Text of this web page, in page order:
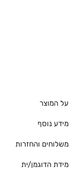
על המוצר
מידע נוסף
משלוחים והחזרות
מידת הדוגמן/ית